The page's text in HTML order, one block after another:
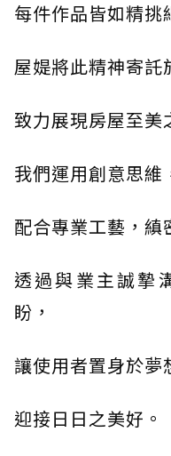
每件作品皆如精挑
屋媞將此精神寄託
致力展現房屋至美
我們運用創意思維
配合專業工藝，縝
透過與業主誠摯
盼，
讓使用者置身於夢
迎接日日之美好。